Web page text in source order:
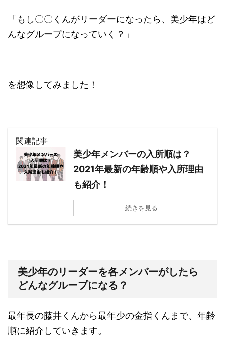
「もし〇〇くんがリーダーになったら、美少年はど
んなグループになっていく？」
を想像してみました！
関連記事
美少年メンバーの入所順は？
2021年最新の年齢順や入所理由
も紹介！
続きを見る
美少年のリーダーを各メンバーがしたら
どんなグループになる？
最年長の藤井くんから最年少の金指くんまで、年齢
順に紹介していきます。